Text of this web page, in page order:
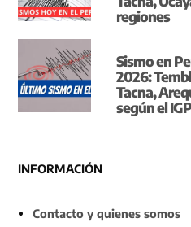
regiones
Sismo en
2026:
Tacna,
según el IGP
INFORMACIÓN
Contacto y quienes somos